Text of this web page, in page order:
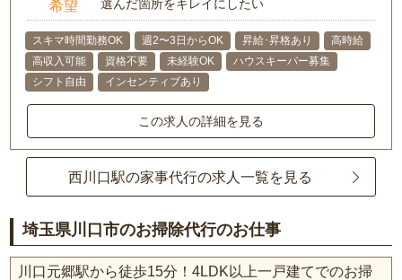
希望 選んだ箇所をキレイにしたい
スキマ時間勤務OK 週2〜3日からOK 昇給･昇格あり
高時給
高収入可能
資格不要 未経験OK
ハウスキーパー募集
シフト自由
インセンティブあり
この求人の詳細を見る
西川口駅の家事代行の求人一覧を見る
埼玉県川口市のお掃除代行のお仕事
川口元郷駅から徒歩15分！4LDK以上一戸建てでのお掃